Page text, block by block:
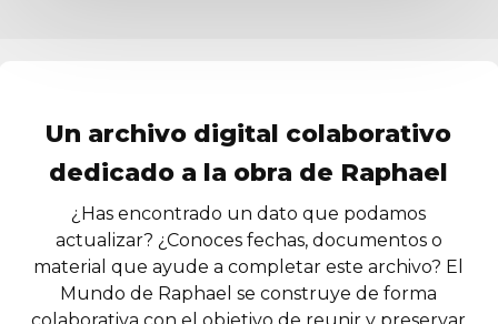
Un archivo digital colaborativo
dedicado a la obra de Raphael
¿Has encontrado un dato que podamos
actualizar? ¿Conoces fechas, documentos o
material que ayude a completar este archivo? El
Mundo de Raphael se construye de forma